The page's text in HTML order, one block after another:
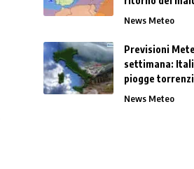
News Meteo
Previsioni
settimana:
piogge
News Meteo